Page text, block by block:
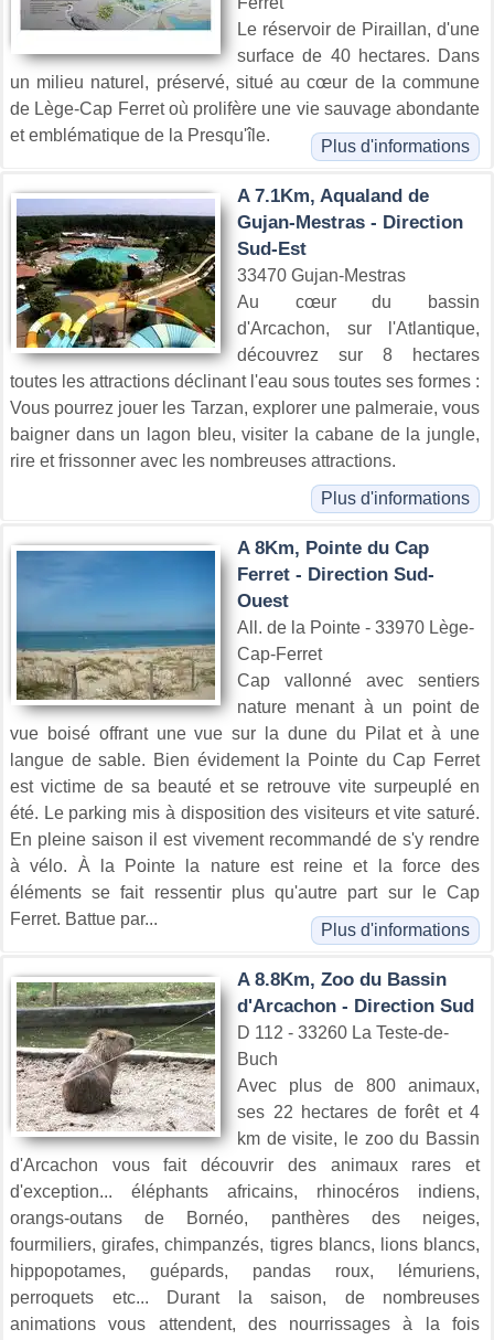
Le réservoir de Piraillan, d'une
surface de 40 hectares. Dans
un milieu naturel, préservé, situé au cœur de la commune
de Lège-Cap Ferret où prolifère une vie sauvage abondante
et emblématique de la Presqu'île.
Plus d'informations
A 7.1Km, Aqualand de
Gujan-Mestras - Direction
Sud-Est
33470 Gujan-Mestras
Au cœur du bassin
d'Arcachon, sur l'Atlantique,
découvrez sur 8 hectares
toutes les attractions déclinant l'eau sous toutes ses formes :
Vous pourrez jouer les Tarzan, explorer une palmeraie, vous
baigner dans un lagon bleu, visiter la cabane de la jungle,
rire et frissonner avec les nombreuses attractions.
Plus d'informations
A 8Km, Pointe du Cap
Ferret - Direction Sud-
Ouest
All. de la Pointe - 33970 Lège-
Cap-Ferret
Cap vallonné avec sentiers
nature menant à un point de
vue boisé offrant une vue sur la dune du Pilat et à une
langue de sable. Bien évidement la Pointe du Cap Ferret
est victime de sa beauté et se retrouve vite surpeuplé en
été. Le parking mis à disposition des visiteurs et vite saturé.
En pleine saison il est vivement recommandé de s'y rendre
à vélo. À la Pointe la nature est reine et la force des
éléments se fait ressentir plus qu'autre part sur le Cap
Ferret. Battue par...
Plus d'informations
A 8.8Km, Zoo du Bassin
d'Arcachon - Direction Sud
D 112 - 33260 La Teste-de-
Buch
Avec plus de 800 animaux,
ses 22 hectares de forêt et 4
km de visite, le zoo du Bassin
d'Arcachon vous fait découvrir des animaux rares et
d'exception... éléphants africains, rhinocéros indiens,
orangs-outans de Bornéo, panthères des neiges,
fourmiliers, girafes, chimpanzés, tigres blancs, lions blancs,
hippopotames, guépards, pandas roux, lémuriens,
perroquets etc... Durant la saison, de nombreuses
animations vous attendent, des nourrissages à la fois